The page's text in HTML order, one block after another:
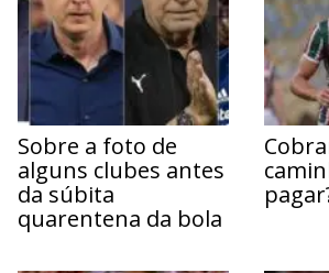
Sobre a foto de
alguns clubes antes
da súbita
quarentena da bola